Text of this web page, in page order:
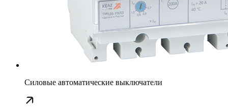
Силовые автоматические выключатели